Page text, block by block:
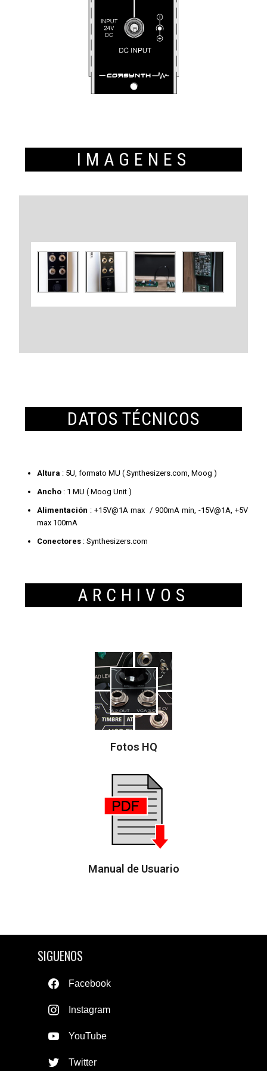
IMAGENES
DATOS TÉCNICOS
Altura : 5U, formato MU ( Synthesizers.com, Moog )
Ancho : 1 MU ( Moog Unit )
Alimentación : +15V@1A max / 900mA min, -15V@1A, +5V
max 100mA
Conectores : Synthesizers.com
ARCHIVOS
Fotos HQ
Manual de Usuario
SIGUENOS
Facebook
Instagram
YouTube
Twitter